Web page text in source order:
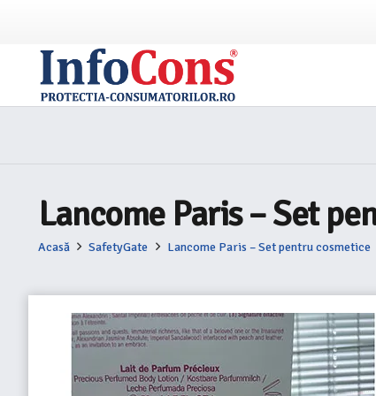
Lancome Paris – Set
Acasă SafetyGate Lancome Paris – Set pentru cosmetice